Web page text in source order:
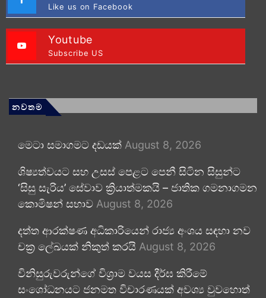
Like us on Facebook
Youtube
Subscribe US
නවතම
මෙටා සමාගමට දඩයක් August 8, 2026
ශිෂ්‍යත්වයට සහ උසස් පෙළට පෙනී සිටින සිසුන්ට
‘සිසු සැරිය’ සේවාව ක්‍රියාත්මකයි – ජාතික ගමනාගමන
කොමිෂන් සභාව August 8, 2026
දත්ත ආරක්ෂණ අධිකාරියෙන් රාජ්‍ය අංශය සඳහා නව
චක්‍ර ලේඛයක් නිකුත් කරයි August 8, 2026
විනිසුරුවරුන්ගේ විශ්‍රාම වයස දීර්ඝ කිරීමේ
සංශෝධනයට ජනමත විචාරණයක් අවශ්‍ය වුවහොත්